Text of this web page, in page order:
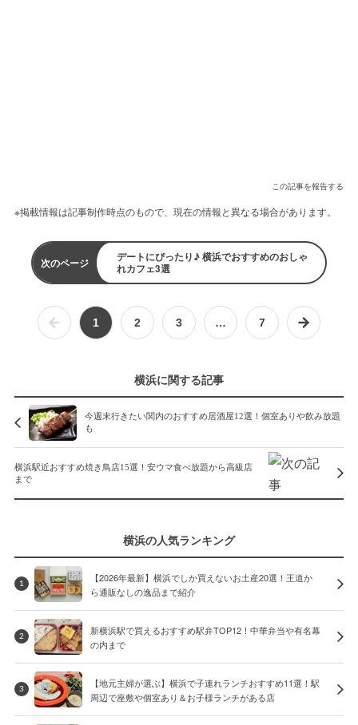
この記事を報告する
※掲載情報は記事制作時点のもので、現在の情報と異なる場合があります。
次のページ
デートにぴったり♪ 横浜でおすすめのおしゃ
れカフェ3選
1 2 3 … 7
横浜に関する記事
今週末行きたい関内のおすすめ居酒屋12選！個室ありや飲み放題
も
横浜駅近おすすめ焼き鳥店15選！安ウマ食べ放題から高級店
まで
横浜の人気ランキング
1
【2026年最新】横浜でしか買えないお土産20選！王道か
ら通販なしの逸品まで紹介
2
新横浜駅で買えるおすすめ駅弁TOP12！中華弁当や有名幕
の内まで
3
【地元主婦が選ぶ】横浜で子連れランチおすすめ11選！駅
周辺で座敷や個室あり＆お子様ランチがある店